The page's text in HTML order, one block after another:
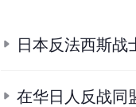
日本反法西斯战
在华日人反战同